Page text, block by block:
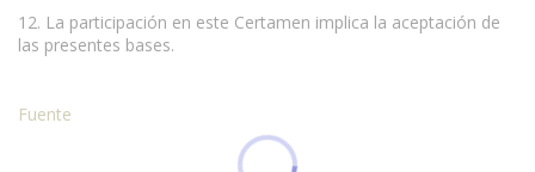
12. La participación en este Certamen implica la aceptación de
las presentes bases.
Fuente